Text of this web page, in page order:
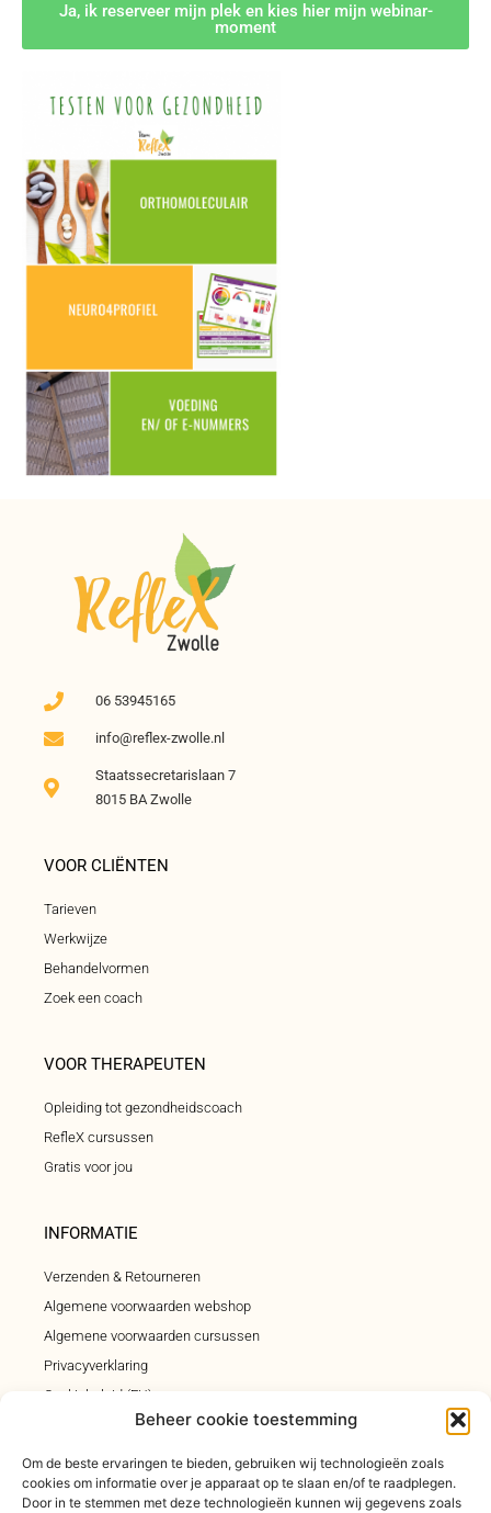
Beheer cookie toestemming
Om de beste ervaringen te bieden, gebruiken wij technologieën zoals
cookies om informatie over je apparaat op te slaan en/of te raadplegen.
Door in te stemmen met deze technologieën kunnen wij gegevens zoals
Ja, ik reserveer mijn plek en kies hier mijn webinar-
moment
06 53945165
info@reflex-zwolle.nl
Staatssecretarislaan 7
8015 BA Zwolle
VOOR CLIËNTEN
Tarieven
Werkwijze
Behandelvormen
Zoek een coach
VOOR THERAPEUTEN
Opleiding tot gezondheidscoach
RefleX cursussen
Gratis voor jou
INFORMATIE
Verzenden & Retourneren
Algemene voorwaarden webshop
Algemene voorwaarden cursussen
Privacyverklaring
Cookiebeleid (EU)
Klachtenregeling
INSCHRIJVEN INSPIRATIEMAIL